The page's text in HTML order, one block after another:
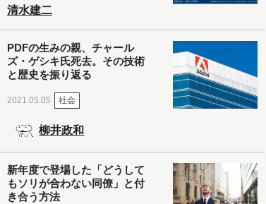
清水建二
PDFの生みの親、チャール
ズ・ゲシキ氏死去。その技術
と歴史を振り返る
2021.05.05 社会
柳井政和
新年度で登場した「どうして
もソリが合わない同僚」と付
き合う方法